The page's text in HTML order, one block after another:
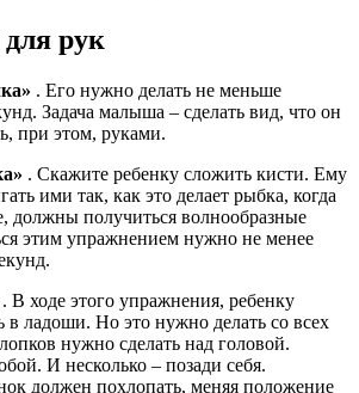
рук
. Его нужно делать не меньше
Задача малыша – сделать вид, что он
при этом, руками.
. Скажите ребенку сложить кисти. Ему
ими так, как это делает рыбка, когда
должны получиться волнообразные
этим упражнением нужно не менее
. В ходе этого упражнения, ребенку
в ладоши. Но это нужно делать со всех
нужно сделать над головой.
И несколько – позади себя.
должен похлопать, меняя положение